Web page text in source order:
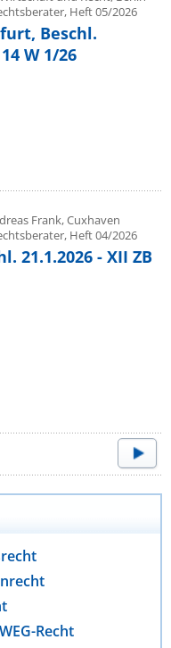
Heft 05/2026
Beschl.
W 1/26
Frank, Cuxhaven
Heft 04/2026
21.1.2026 - XII ZB
Recht